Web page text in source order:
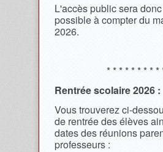
L'accès public sera
possible à compter du
2026.
* * * * * * * * *
Rentrée scolaire 2026 :
Vous trouverez ci-
de rentrée des élèves
dates des réunions
professeurs :